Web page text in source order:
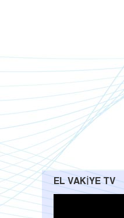
EL VAKIYE TV